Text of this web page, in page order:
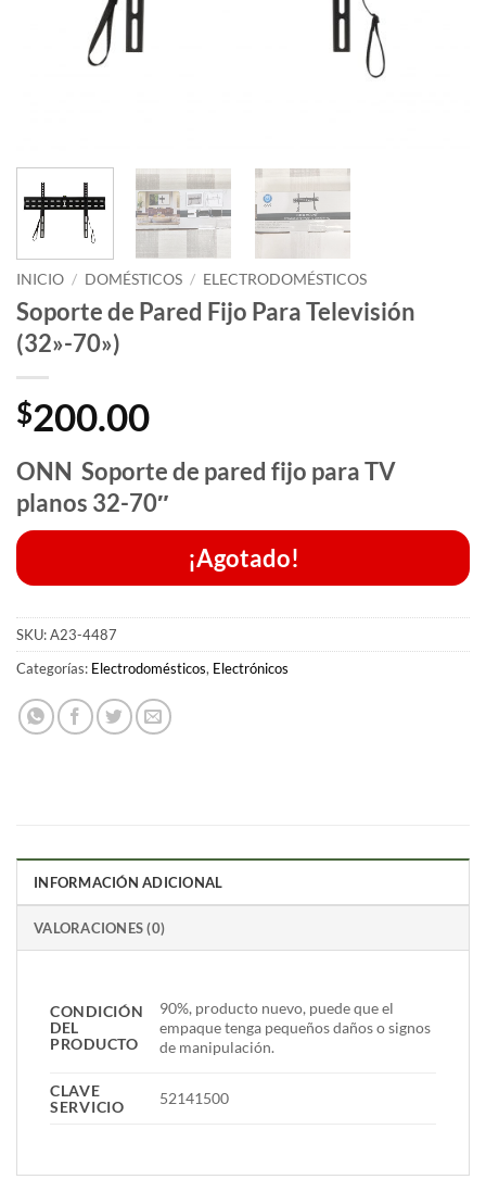
INICIO / DOMÉSTICOS / ELECTRODOMÉSTICOS
Soporte de Pared Fijo Para Televisión
(32»-70»)
$200.00
ONN Soporte de pared fijo para TV
planos 32-70″
¡Agotado!
SKU:A23-4487
Categorías: Electrodomésticos, Electrónicos
INFORMACIÓN ADICIONAL
VALORACIONES (0)
CONDICIÓN
DEL
PRODUCTO
90%, producto nuevo, puede que el
empaque tenga pequeños daños o signos
de manipulación.
CLAVE
SERVICIO
52141500